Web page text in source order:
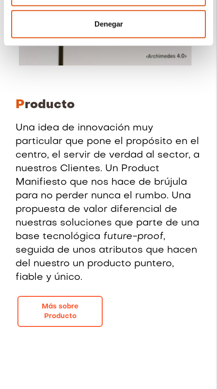
Denegar
Producto
Una idea de innovación muy
particular que pone el propósito en el
centro, el servir de verdad al sector, a
nuestros Clientes. Un Product
Manifiesto que nos hace de brújula
para no perder nunca el rumbo. Una
propuesta de valor diferencial de
nuestras soluciones que parte de una
base tecnológica future-proof,
seguida de unos atributos que hacen
del nuestro un producto puntero,
fiable y único.
Más sobre
Producto